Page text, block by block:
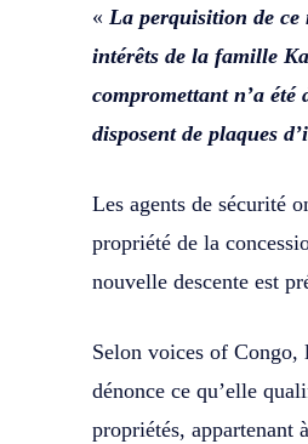
« La perquisition de ce
intérêts de la famille
compromettant n’a été
disposent de plaques
Les agents de sécurité
propriété de la
nouvelle descente est
Selon voices of
dénonce ce qu’elle
propriétés, appartenant